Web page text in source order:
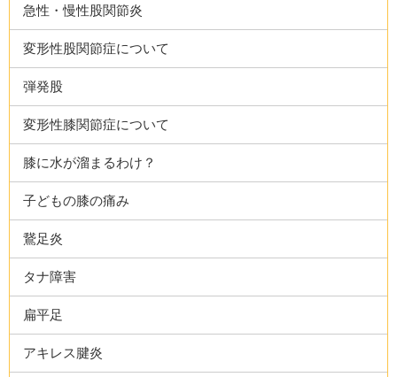
急性・慢性股関節炎
変形性股関節症について
弾発股
変形性膝関節症について
膝に水が溜まるわけ？
子どもの膝の痛み
鵞足炎
タナ障害
扁平足
アキレス腱炎